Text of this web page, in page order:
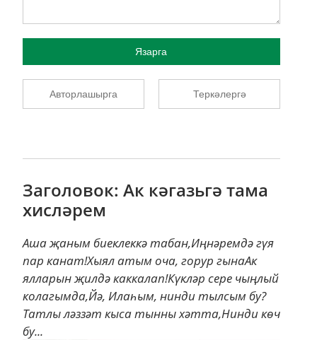
Язарга
Авторлашырга Теркәлергә
Заголовок: Ак кәгазьгә тама
хисләрем
Аша җаным биеклеккә табан,Иңнәремдә гүя
пар канат!Хыял атым оча, горур гынаАк
ялларын җилдә каккалап!Күкләр сере чыңлый
колагымда,Йә, Илаһым, нинди тылсым бу?
Татлы ләззәт кыса тынны хәтта,Нинди көч
бу...